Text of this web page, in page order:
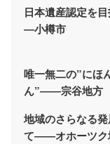
日本遺産認定を
―小樽市
唯一無二の”にほ
ん”――宗谷地方
地域のさらなる
て――オホーツク